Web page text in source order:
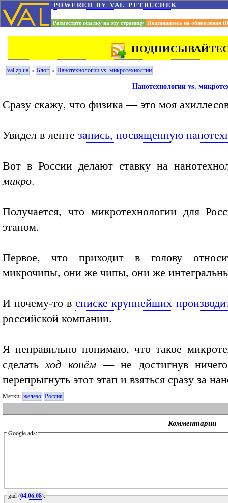
powered by val petruchek
Разместите ссылку на эту страницу Подпишитесь на обновления
val.zp.ua » Блог » Нанотехнологии vs. микротехнолгии
Нанотехнологии vs.
Сразу скажу, что физика — это моя
Увидел в ленте запись, посвященную
Вот в России делают ставку на
микро.
Получается, что микротехнологии для
этапом.
Первое, что приходит в голову
микрочипы, они же чипы, они же
И почему-то всписке крупнейших
российской компании.
Я неправильно понимаю, что такое
сделатьход конём— не достигнув ничего
перепрыгнуть этот этап и взяться сразу за
Метки: железо Россия
Комментарии
Google ads:
gad (04.06.08):